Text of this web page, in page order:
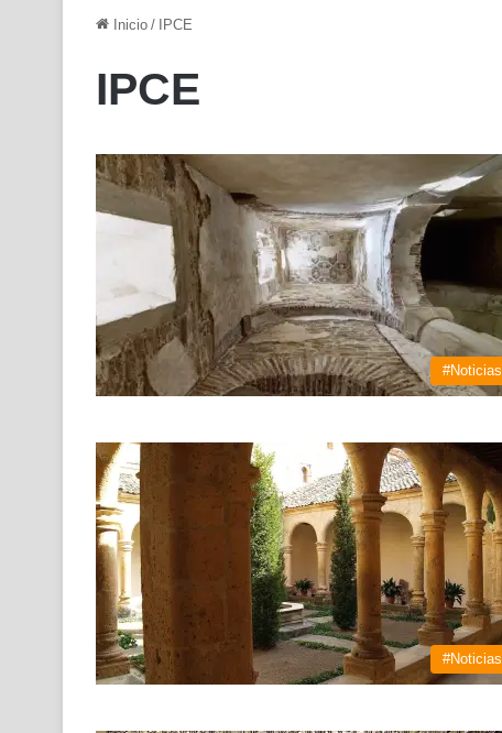
Inicio / IPCE
IPCE
#Noticias
#Noticias